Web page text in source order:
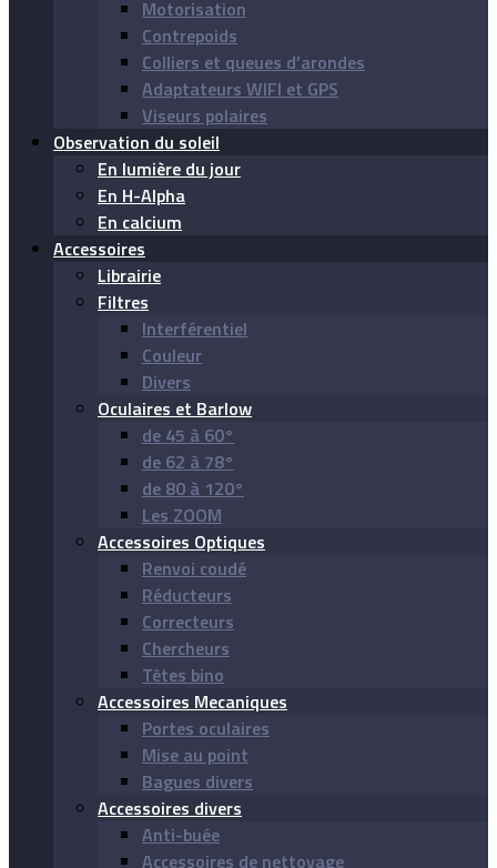
Motorisation
Contrepoids
Colliers et queues d’arondes
Adaptateurs WIFI et GPS
Viseurs polaires
Observation du soleil
En lumière du jour
En H-Alpha
En calcium
Accessoires
Librairie
Filtres
Interférentiel
Couleur
Divers
Oculaires et Barlow
de 45 à 60°
de 62 à 78°
de 80 à 120°
Les ZOOM
Accessoires Optiques
Renvoi coudé
Réducteurs
Correcteurs
Chercheurs
Têtes bino
Accessoires Mecaniques
Portes oculaires
Mise au point
Bagues divers
Accessoires divers
Anti-buée
Accessoires de nettoyage